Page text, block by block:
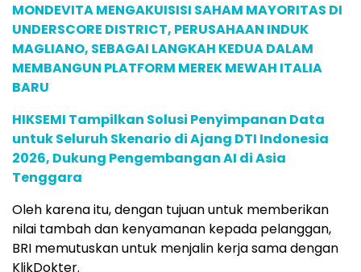
MONDEVITA MENGAKUISISI SAHAM MAYORITAS DI
UNDERSCORE DISTRICT, PERUSAHAAN INDUK
MAGLIANO, SEBAGAI LANGKAH KEDUA DALAM
MEMBANGUN PLATFORM MEREK MEWAH ITALIA
BARU
HIKSEMI Tampilkan Solusi Penyimpanan Data
untuk Seluruh Skenario di Ajang DTI Indonesia
2026, Dukung Pengembangan AI di Asia
Tenggara
Oleh karena itu, dengan tujuan untuk memberikan
nilai tambah dan kenyamanan kepada pelanggan,
BRI memutuskan untuk menjalin kerja sama dengan
KlikDokter.